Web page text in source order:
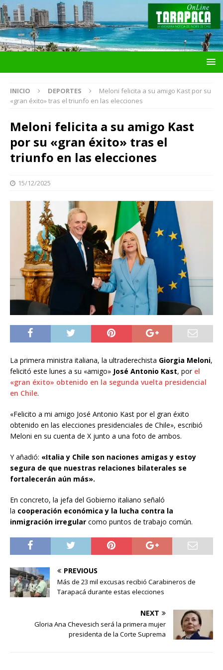
INICIO DEPORTES
Meloni felicita a su amigo Kast por su
«gran éxito» tras el triunfo en las elecciones
Meloni felicita a su amigo Kast
por su «gran éxito» tras el
triunfo en las elecciones
15/12/2025
La primera ministra italiana, la ultraderechista Giorgia Meloni,
felicitó este lunes a su «amigo» José Antonio Kast, por el
«gran éxito» obtenido en la segunda vuelta presidencial
en Chile.
«Felicito a mi amigo José Antonio Kast por el gran éxito
obtenido en las elecciones presidenciales de Chile», escribió
Meloni en su cuenta de X junto a una foto de ambos.
Y añadió: «Italia y Chile son naciones amigas y estoy
segura de que nuestras relaciones bilaterales se
fortalecerán aún más».
En concreto, la jefa del Gobierno italiano señaló
la cooperación económica y la lucha contra la
inmigración irregular como puntos de trabajo común.
PREVIOUS
Más de 23 mil excusas recibió Carabineros de
Tarapacá durante estas elecciones
NEXT
Gloria Ana Chevesich será la primera mujer
presidenta de la Corte Suprema